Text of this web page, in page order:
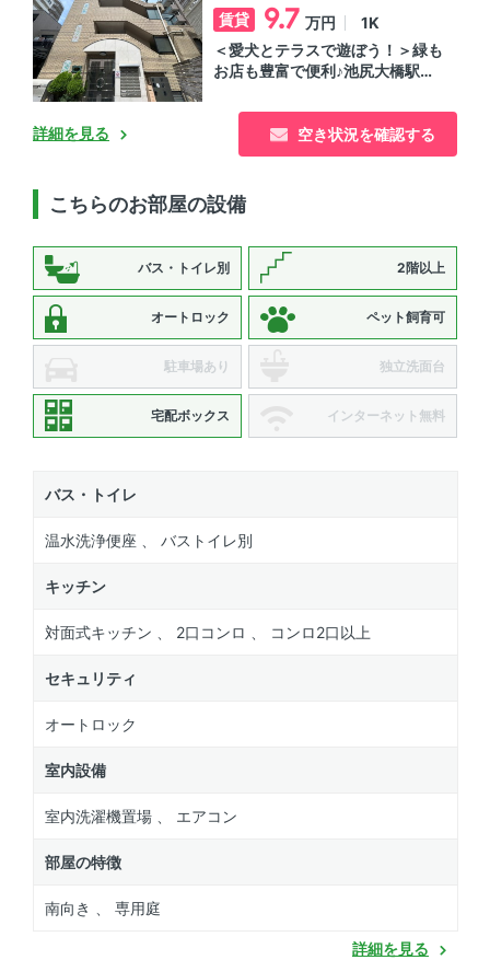
賃貸 9.7 万円
1K
＜愛犬とテラスで遊ぼう！＞緑も
お店も豊富で便利♪池尻大橋駅徒
空き状況を確認する
詳細を見る
こちらのお部屋の設備
バス・トイレ別 2階以上
オートロック ペット飼育可
駐車場あり 独立洗面台
宅配ボックス インターネット無料
バス・トイレ
温水洗浄便座 、 バストイレ別
キッチン
対面式キッチン 、 2口コンロ 、 コンロ2口以上
セキュリティ
オートロック
室内設備
室内洗濯機置場 、 エアコン
部屋の特徴
南向き 、 専用庭
詳細を見る